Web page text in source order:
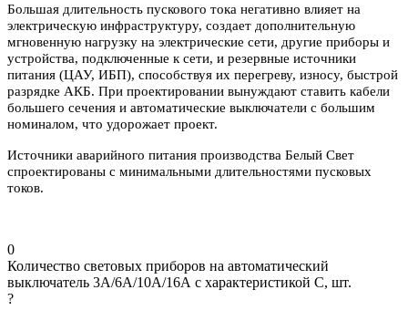
Большая длительность пускового тока негативно влияет на
электрическую инфраструктуру, создает дополнительную
мгновенную нагрузку на электрические сети, другие приборы и
устройства, подключенные к сети, и резервные источники
питания (ЦАУ, ИБП), способствуя их перегреву, износу, быстрой
разрядке АКБ. При проектировании вынуждают ставить кабели
большего сечения и автоматические выключатели с большим
номиналом, что удорожает проект.
Источники аварийного питания производства Белый Свет
спроектированы с минимальными длительностями пусковых
токов.
0
Количество световых приборов на автоматический
выключатель 3А/6А/10А/16А с характеристикой C, шт.
?